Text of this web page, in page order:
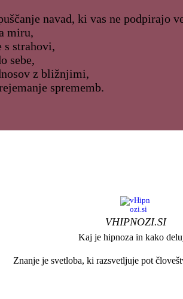
navad, ki vas ne podpirajo
miru,
s strahovi,
sebe,
z bližnjimi,
sprememb.
VHIPNOZI.SI
Kaj je hipnoza in kako
Znanje je svetloba, ki razsvetljuje pot